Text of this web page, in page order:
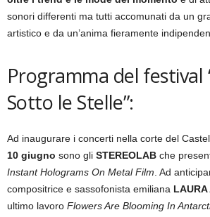
sonori differenti ma tutti accomunati da un
artistico e da un’anima fieramente
Programma del festival
Sotto le Stelle”:
Ad inaugurare i concerti nella corte del
10 giugno sono gli STEREOLAB che
Instant Holograms On Metal Film. Ad
compositrice e sassofonista emiliana LAURA
ultimo lavoro Flowers Are Blooming In